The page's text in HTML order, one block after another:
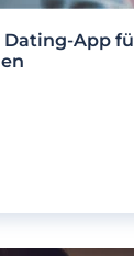
Dating-App